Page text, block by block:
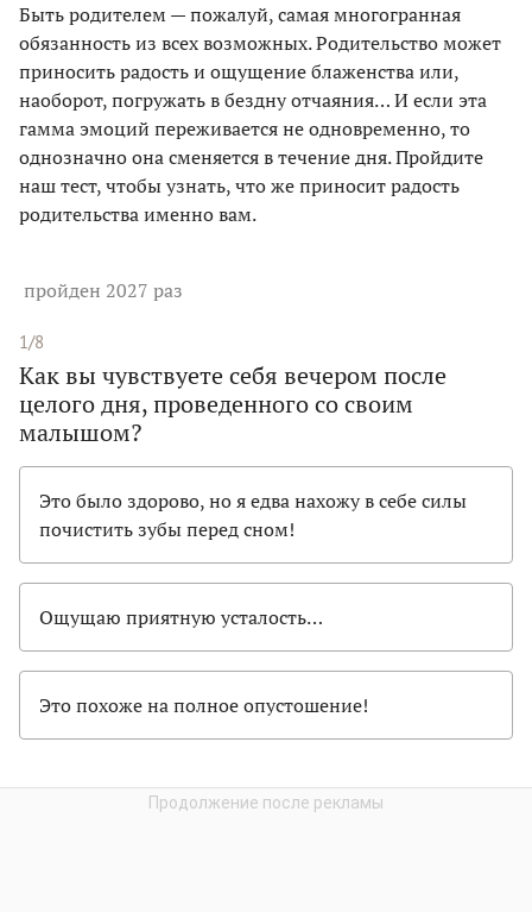
Быть родителем — пожалуй, самая многогранная
обязанность из всех возможных. Родительство может
приносить радость и ощущение блаженства или,
наоборот, погружать в бездну отчаяния… И если эта
гамма эмоций переживается не одновременно, то
однозначно она сменяется в течение дня. Пройдите
наш тест, чтобы узнать, что же приносит радость
родительства именно вам.
пройден 2027 раз
1/8
Как вы чувствуете себя вечером после
целого дня, проведенного со своим
малышом?
Это было здорово, но я едва нахожу в себе силы
почистить зубы перед сном!
Ощущаю приятную усталость…
Это похоже на полное опустошение!